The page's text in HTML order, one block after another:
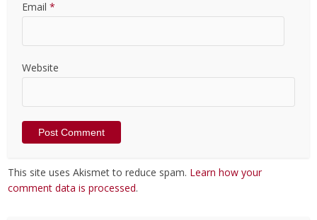
Email *
Website
This site uses Akismet to reduce spam. Learn how your
comment data is processed.